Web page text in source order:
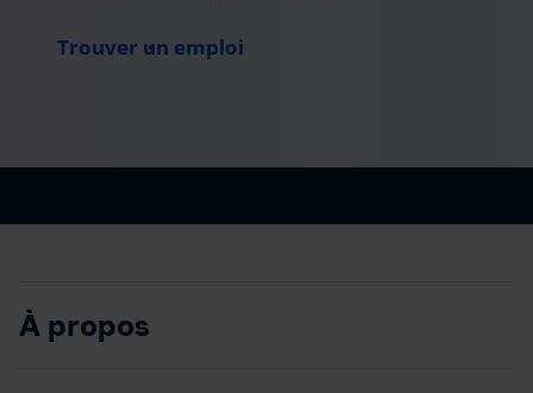
Trouver un emploi
À propos